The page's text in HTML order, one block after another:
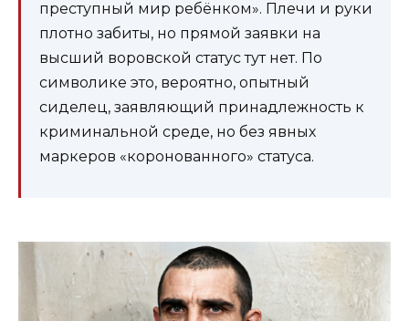
преступный мир ребёнком». Плечи и руки
плотно забиты, но прямой заявки на
высший воровской статус тут нет. По
символике это, вероятно, опытный
сиделец, заявляющий принадлежность к
криминальной среде, но без явных
маркеров «коронованного» статуса.